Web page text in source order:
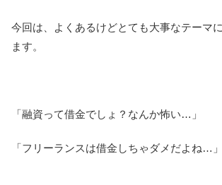
今回は、よくあるけどとても大事なテーマ
ます。
「融資って借金でしょ？なんか怖い…」
「フリーランスは借金しちゃダメだよね…」